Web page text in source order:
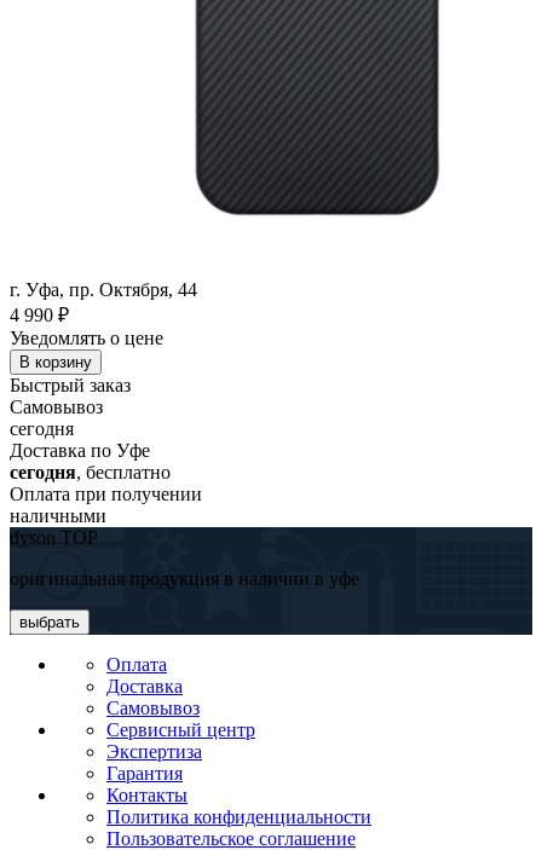
г. Уфа, пр. Октября, 44
4 990 ₽
Уведомлять о цене
В корзину
Быстрый заказ
Самовывоз
сегодня
Доставка по Уфе
сегодня, бесплатно
Оплата при получении
наличными
dyson TOP
оригинальная продукция в наличии в уфе
выбрать
Оплата
Доставка
Самовывоз
Сервисный центр
Экспертиза
Гарантия
Контакты
Политика конфиденциальности
Пользовательское соглашение